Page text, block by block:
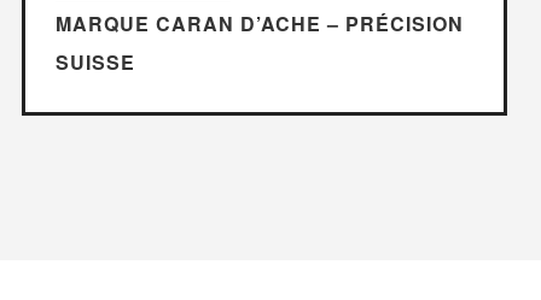
MARQUE CARAN D’ACHE – PRÉCISION
SUISSE